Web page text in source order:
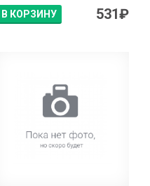
В КОРЗИНУ 531₽